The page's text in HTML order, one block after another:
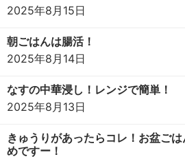
2025年8月15日
朝ごはんは腸活！
2025年8月14日
なすの中華浸し！レンジで簡単！
2025年8月13日
きゅうりがあったらコレ！お盆ご
めですー！